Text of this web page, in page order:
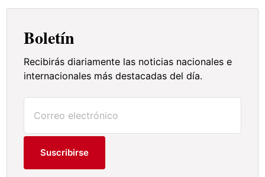
Boletín
Recibirás diariamente las noticias nacionales e
internacionales más destacadas del día.
Suscribirse